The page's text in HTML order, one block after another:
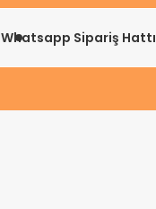
Whatsapp Sipariş Hattı